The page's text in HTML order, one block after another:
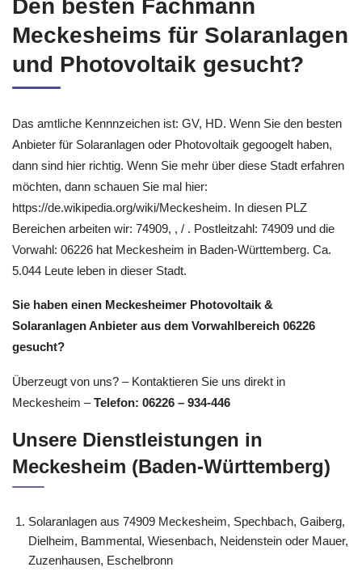
Den besten Fachmann
Meckesheims für Solaranlagen
und Photovoltaik gesucht?
Das amtliche Kennnzeichen ist: GV, HD. Wenn Sie den besten
Anbieter für Solaranlagen oder Photovoltaik gegoogelt haben,
dann sind hier richtig. Wenn Sie mehr über diese Stadt erfahren
möchten, dann schauen Sie mal hier:
https://de.wikipedia.org/wiki/Meckesheim. In diesen PLZ
Bereichen arbeiten wir: 74909, , / . Postleitzahl: 74909 und die
Vorwahl: 06226 hat Meckesheim in Baden-Württemberg. Ca.
5.044 Leute leben in dieser Stadt.
Sie haben einen Meckesheimer Photovoltaik &
Solaranlagen Anbieter aus dem Vorwahlbereich 06226
gesucht?
Überzeugt von uns? – Kontaktieren Sie uns direkt in
Meckesheim –Telefon: 06226 – 934-446
Unsere Dienstleistungen in
Meckesheim (Baden-Württemberg)
Solaranlagen aus 74909 Meckesheim, Spechbach, Gaiberg,
Dielheim, Bammental, Wiesenbach, Neidenstein oder Mauer,
Zuzenhausen, Eschelbronn